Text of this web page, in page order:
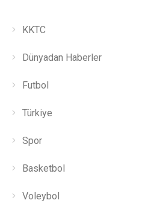
KKTC
Dünyadan Haberler
Futbol
Türkiye
Spor
Basketbol
Voleybol